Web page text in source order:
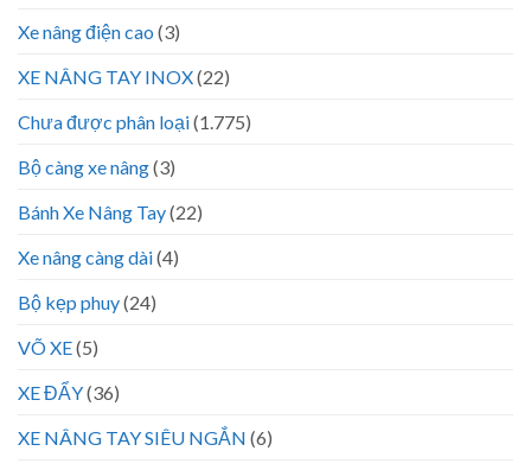
Xe nâng điện cao (3)
XE NÂNG TAY INOX(22)
Chưa được phân loại(1.775)
Bộ càng xe nâng(3)
Bánh Xe Nâng Tay(22)
Xe nâng càng dài(4)
Bộ kẹp phuy(24)
VÕ XE(5)
XE ĐẨY(36)
XE NÂNG TAY SIÊU NGẮN (6)